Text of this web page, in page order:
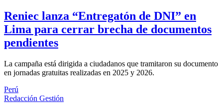
Reniec lanza “Entregatón de DNI” en
Lima para cerrar brecha de documentos
pendientes
La campaña está dirigida a ciudadanos que tramitaron su documento
en jornadas gratuitas realizadas en 2025 y 2026.
Perú
Redacción Gestión